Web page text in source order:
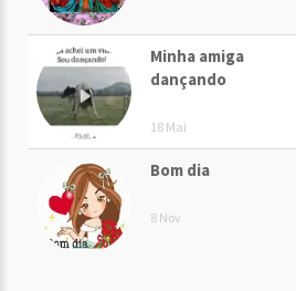
Minha amiga
dançando
18 Mai
Bom dia
8 Nov